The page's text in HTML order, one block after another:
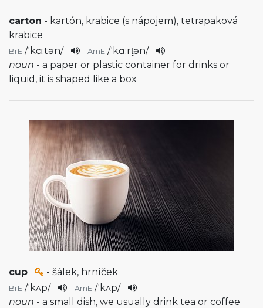
carton - kartón, krabice (s nápojem), tetrapaková
krabice
BrE /'kɑ:tən/ AmE /'kɑ:rt̬ən/
noun - a paper or plastic container for drinks or
liquid, it is shaped like a box
cup - šálek, hrníček
BrE /'kʌp/ AmE /'kʌp/
noun - a small dish, we usually drink tea or coffee